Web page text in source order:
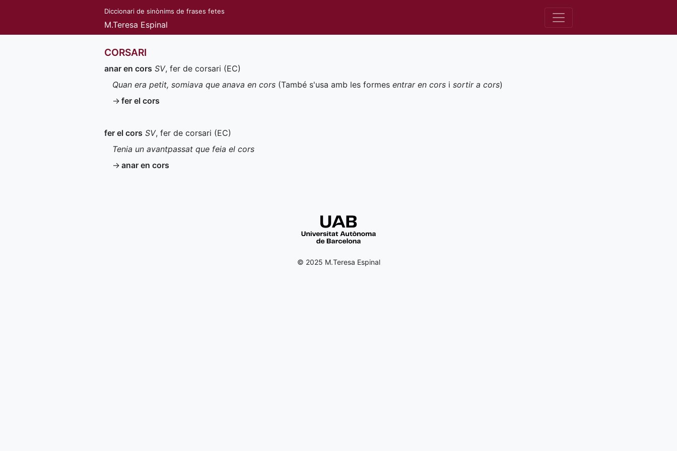
Diccionari de sinònims de frases fetes
M.Teresa Espinal
CORSARI
anar en cors SV, fer de corsari (EC)
Quan era petit, somiava que anava en cors (També s'usa amb les formes entrar en cors i sortir a cors)
→ fer el cors
fer el cors SV, fer de corsari (EC)
Tenia un avantpassat que feia el cors
→ anar en cors
© 2025 M.Teresa Espinal